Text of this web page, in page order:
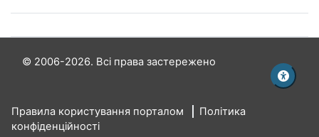
© 2006-2026. Всі права застережено
Правила користування порталом
Політика
конфіденційності